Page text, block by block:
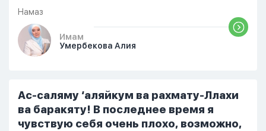
себя. После этого я не вставала на
намаз и не видела жайнамаз. Я просто
уже так не могу читать, смотреть . Дуа
я делаю скрытно если делаю дома. Я
От родных же людей.
Намаз
Имам
Умербекова Алия
Ас-саляму ‘аляйкум ва рахмату-Ллахи
ва баракяту! В последнее время я
чувствую себя очень плохо, возможно,